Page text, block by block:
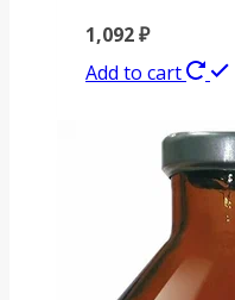
1,092₽
Add to cart